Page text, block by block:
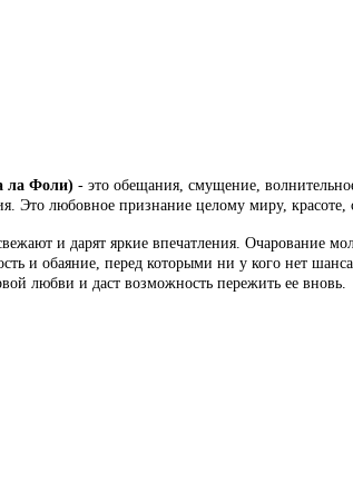
ла Фоли) - это обещания, смущение,
Это любовное признание целому миру,
и дарят яркие впечатления. Очарование
и обаяние, перед которыми ни у кого нет
любви и даст возможность пережить ее вновь.